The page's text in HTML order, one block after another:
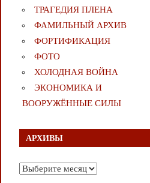
ТРАГЕДИЯ ПЛЕНА
ФАМИЛЬНЫЙ АРХИВ
ФОРТИФИКАЦИЯ
ФОТО
ХОЛОДНАЯ ВОЙНА
ЭКОНОМИКА И
ВООРУЖЁННЫЕ СИЛЫ
АРХИВЫ
Архивы